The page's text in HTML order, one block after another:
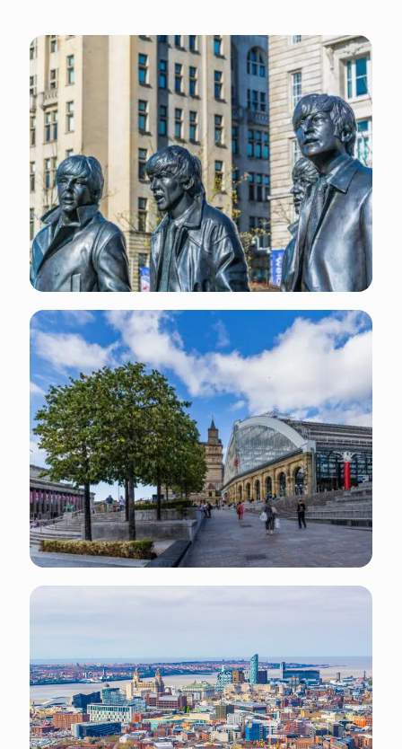
le musée des Beatles, la cathédrale de Liverpool et
le quartier culturel de Hope Street.
Ce qu'il faut faire et voir : visitez le site officiel du
tourisme gouvernemental.
Ce qu'il faut savoir à propos de Liverpool :
Monnaie : GBP (livre sterling)
Indicatif régional téléphonique : +44 151
Électricité : l’électricité au Royaume-Uni est de
fiches rectangulaires).
Événements annuels : Festival international de
musique de Liverpool (Juillet), Liverpool
Biennial (Juillet), River Festival (Juin), et bien
plus encore.
Jours fériés : vérifier sur le site Web du
gouvernement
Températures moyennes : Été (Juin - Août) : 14
ºC - 20 ºC Automne (Sept - Nov) : 8 ºC - 15 ºC
Hiver (Déc - Fév) : 2 ºC - 7 ºC Printemps (Mars -
à Liverpool, tu peux consulter les sites Web du
gouvernement :
Se déplacer à Liverpool : bus, trains et ferries.